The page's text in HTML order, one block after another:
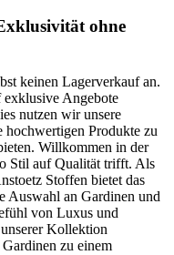
ohne
keinen Lagerverkauf an.
exklusive Angebote
nutzen wir unsere
hochwertigen Produkte zu
Willkommen in der
Stil auf Qualität trifft. Als
Stoffen bietet das
Auswahl an Gardinen und
von Luxus und
Kollektion
zu einem